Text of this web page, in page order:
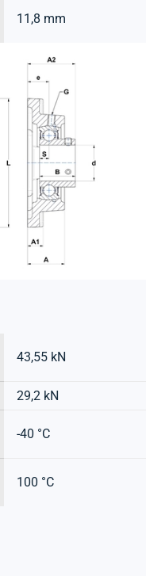
11,8 mm
43,55 kN
29,2 kN
-40 °C
100 °C